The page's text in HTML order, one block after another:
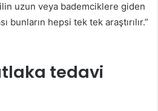
uzun veya bademciklere giden
bunların hepsi tek tek araştırılır.”
tedavi